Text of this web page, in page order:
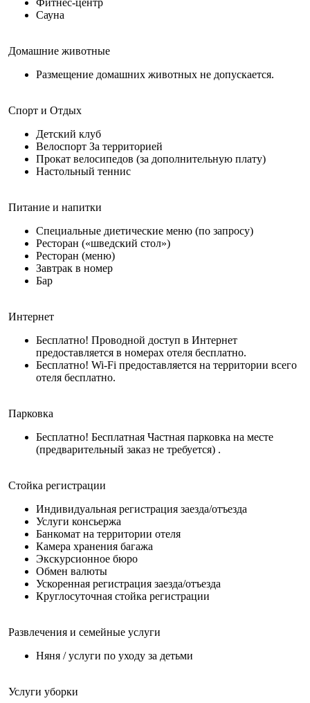
Сауна
Домашние животные
Размещение домашних животных не допускается.
Спорт и Отдых
Детский клуб
Велоспорт За территорией
Прокат велосипедов (за дополнительную плату)
Настольный теннис
Питание и напитки
Специальные диетические меню (по запросу)
Ресторан («шведский стол»)
Ресторан (меню)
Завтрак в номер
Бар
Интернет
Бесплатно! Проводной доступ в Интернет
предоставляется в номерах отеля бесплатно.
Бесплатно! Wi-Fi предоставляется на территории всего
отеля бесплатно.
Парковка
Бесплатно! Бесплатная Частная парковка на месте
(предварительный заказ не требуется) .
Стойка регистрации
Индивидуальная регистрация заезда/отъезда
Услуги консьержа
Банкомат на территории отеля
Камера хранения багажа
Экскурсионное бюро
Обмен валюты
Ускоренная регистрация заезда/отъезда
Круглосуточная стойка регистрации
Развлечения и семейные услуги
Няня / услуги по уходу за детьми
Услуги уборки